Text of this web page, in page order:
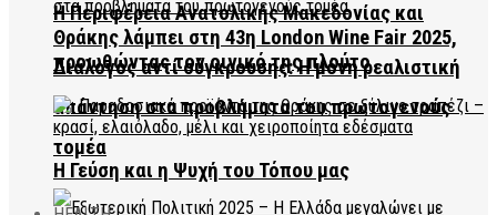
Διάλογος αντί σύγκρουσης: Η μόνη ρεαλιστική
απάντηση στα προβλήματα του πρωτογενούς
τομέα
Η Περιφέρεια Ανατολικής Μακεδονίας και
Θράκης λάμπει στη 43η London Wine Fair 2025,
προωθώντας τον οινικό της πλούτο
Η Γεύση και η Ψυχή του Τόπου μας